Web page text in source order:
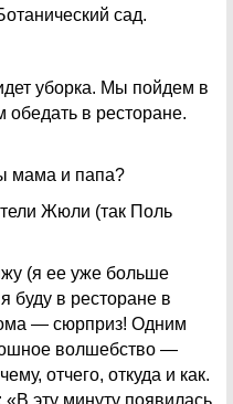
сад.
уборка. Мы пойдем в
обедать в ресторане.
мама и папа?
Жюли (так Поль
(я ее уже больше
буду в ресторане в
— сюрприз! Одним
волшебство —
отчего, откуда и как.
«В эту минуту появилась